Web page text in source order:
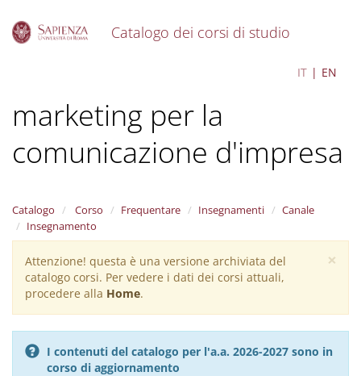
Catalogo dei corsi di studio
IT EN
marketing per la
comunicazione d'impresa
Catalogo Corso Frequentare Insegnamenti
Canale
Insegnamento
×
Warning
message
Attenzione! questa è una versione archiviata del
catalogo corsi. Per vedere i dati dei corsi attuali,
procedere alla Home.
I contenuti del catalogo per l'a.a. 2026-2027 sono in
corso di aggiornamento